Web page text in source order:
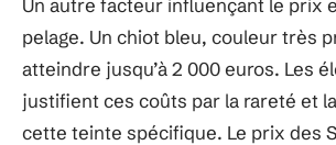
pelage. Un chiot bleu, couleur très
atteindre jusqu’à 2 000 euros. Les
justifient ces coûts par la rareté et
cette teinte spécifique. Le prix des